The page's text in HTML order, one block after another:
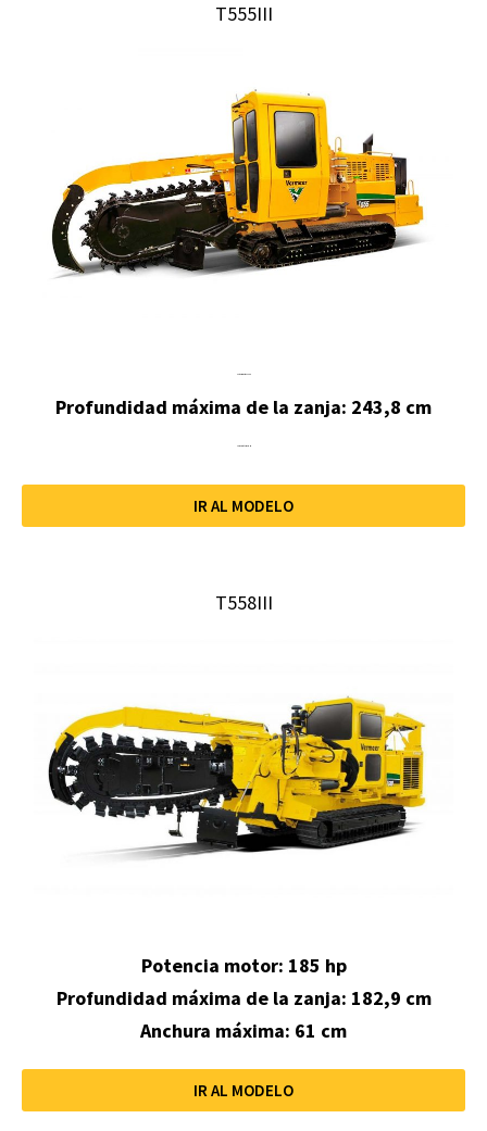
T555III
Profundidad máxima de la zanja: 243,8 cm
IR AL MODELO
T558III
Potencia motor: 185 hp
Profundidad máxima de la zanja: 182,9 cm
Anchura máxima: 61 cm
IR AL MODELO